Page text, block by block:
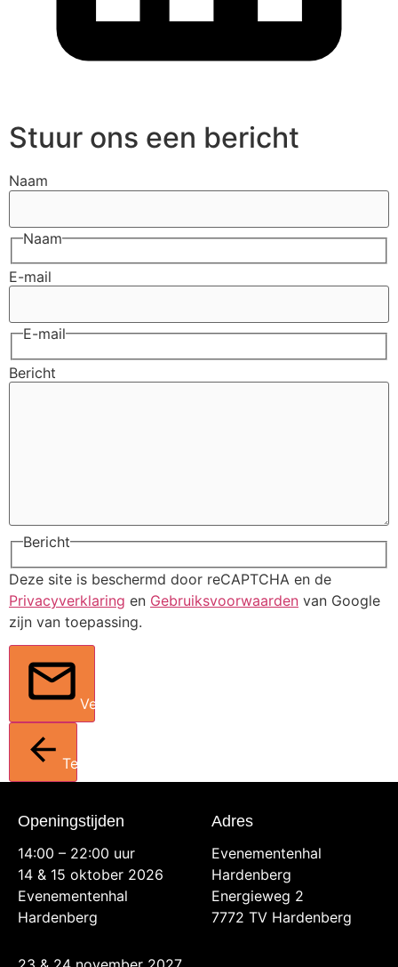
Stuur ons een bericht
Naam
Naam
E-mail
E-mail
Bericht
Bericht
Deze site is beschermd door reCAPTCHA en de
Privacyverklaring en Gebruiksvoorwaarden van Google
zijn van toepassing.
Verstuur
Terug
Openingstijden
14:00 – 22:00 uur
14 & 15 oktober 2026
Evenementenhal
Hardenberg
Adres
Evenementenhal
Hardenberg
Energieweg 2
7772 TV Hardenberg